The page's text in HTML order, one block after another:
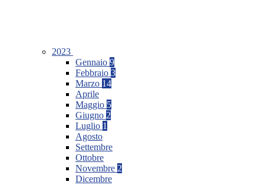
2023
Gennaio 9
Febbraio 3
Marzo 14
Aprile
Maggio 5
Giugno 2
Luglio 1
Agosto
Settembre
Ottobre
Novembre 2
Dicembre